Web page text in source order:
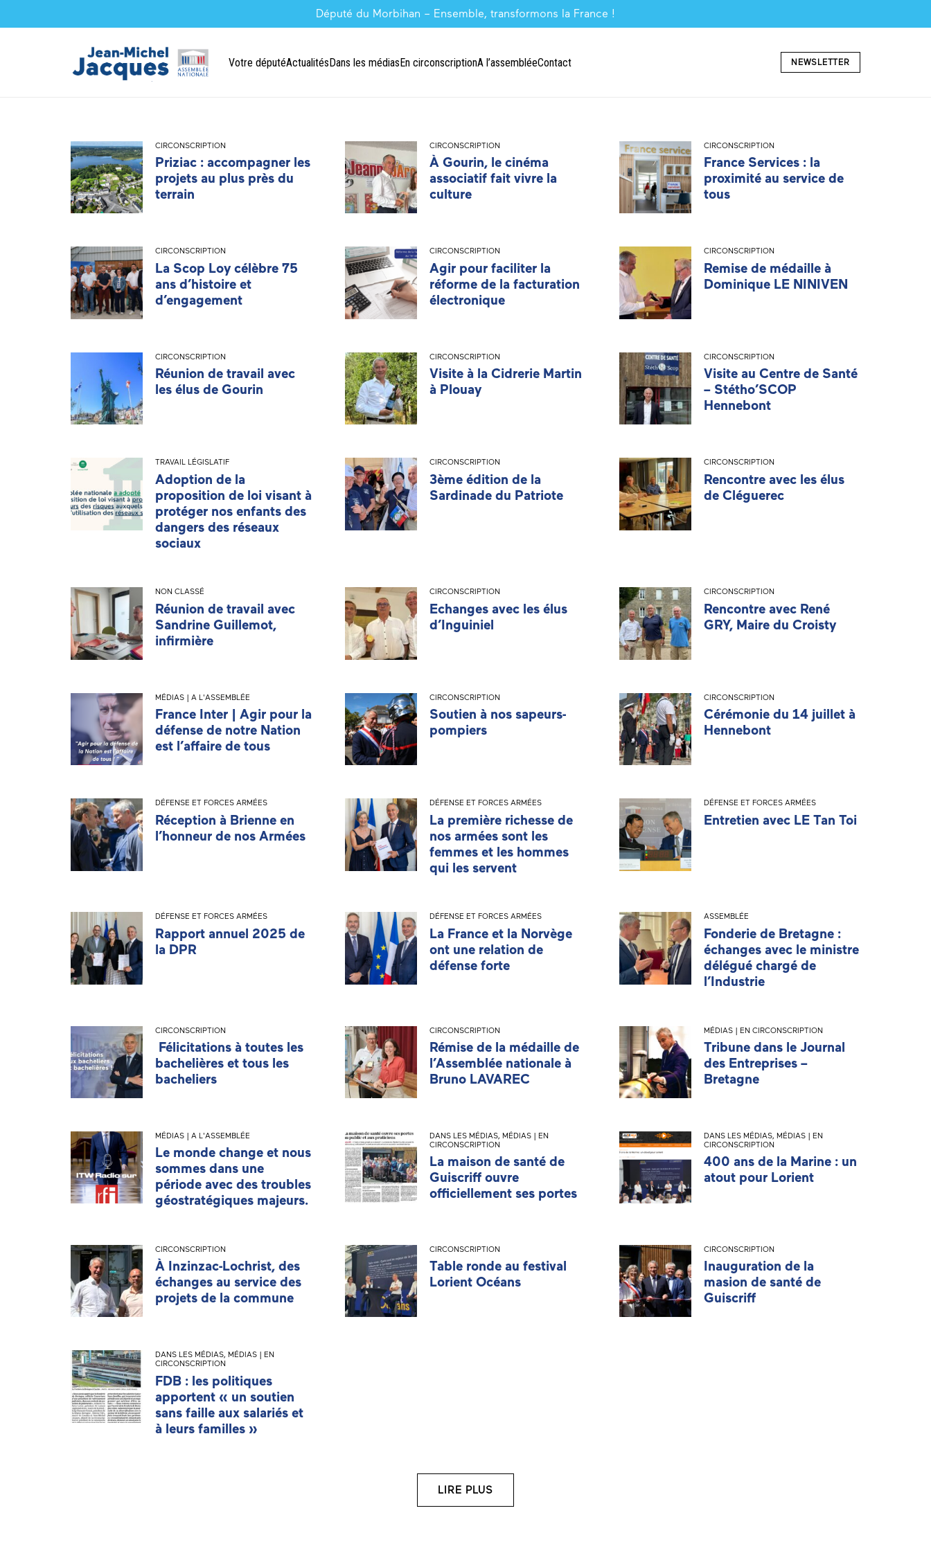
Député du Morbihan – Ensemble, transformons la France !
Votre députéActualitésDans les médiasEn circonscriptionA l’assembléeContact NEWSLETTER
CIRCONSCRIPTION
Priziac : accompagner les
projets au plus près du
terrain
CIRCONSCRIPTION
À Gourin, le cinéma
associatif fait vivre la
culture
CIRCONSCRIPTION
France Services : la
proximité au service de
tous
CIRCONSCRIPTION
La Scop Loy célèbre 75
ans d’histoire et
d’engagement
CIRCONSCRIPTION
Agir pour faciliter la
réforme de la facturation
électronique
CIRCONSCRIPTION
Remise de médaille à
Dominique LE NINIVEN
CIRCONSCRIPTION
Réunion de travail avec
les élus de Gourin
CIRCONSCRIPTION
Visite à la Cidrerie Martin
à Plouay
CIRCONSCRIPTION
Visite au Centre de Santé
– Stétho’SCOP
Hennebont
TRAVAIL LÉGISLATIF
Adoption de la
proposition de loi visant à
protéger nos enfants des
dangers des réseaux
sociaux
CIRCONSCRIPTION
3ème édition de la
Sardinade du Patriote
CIRCONSCRIPTION
Rencontre avec les élus
de Cléguerec
NON CLASSÉ
Réunion de travail avec
Sandrine Guillemot,
infirmière
CIRCONSCRIPTION
Echanges avec les élus
d’Inguiniel
CIRCONSCRIPTION
Rencontre avec René
GRY, Maire du Croisty
MÉDIAS | A L'ASSEMBLÉE
France Inter | Agir pour la
défense de notre Nation
est l’affaire de tous
CIRCONSCRIPTION
Soutien à nos sapeurs-
pompiers
CIRCONSCRIPTION
Cérémonie du 14 juillet à
Hennebont
DÉFENSE ET FORCES ARMÉES
Réception à Brienne en
l’honneur de nos Armées
DÉFENSE ET FORCES ARMÉES
La première richesse de
nos armées sont les
femmes et les hommes
qui les servent
DÉFENSE ET FORCES ARMÉES
Entretien avec LE Tan Toi
DÉFENSE ET FORCES ARMÉES
Rapport annuel 2025 de
la DPR
DÉFENSE ET FORCES ARMÉES
La France et la Norvège
ont une relation de
défense forte
ASSEMBLÉE
Fonderie de Bretagne :
échanges avec le ministre
délégué chargé de
l’Industrie
CIRCONSCRIPTION
Félicitations à toutes les
bachelières et tous les
bacheliers
CIRCONSCRIPTION
Rémise de la médaille de
l’Assemblée nationale à
Bruno LAVAREC
MÉDIAS | EN CIRCONSCRIPTION
Tribune dans le Journal
des Entreprises –
Bretagne
MÉDIAS | A L'ASSEMBLÉE
Le monde change et nous
sommes dans une
période avec des troubles
géostratégiques majeurs.
DANS LES MÉDIAS, MÉDIAS | EN
CIRCONSCRIPTION
La maison de santé de
Guiscriff ouvre
officiellement ses portes
DANS LES MÉDIAS, MÉDIAS | EN
CIRCONSCRIPTION
400 ans de la Marine : un
atout pour Lorient
CIRCONSCRIPTION
À Inzinzac-Lochrist, des
échanges au service des
projets de la commune
CIRCONSCRIPTION
Table ronde au festival
Lorient Océans
CIRCONSCRIPTION
Inauguration de la
masion de santé de
Guiscriff
DANS LES MÉDIAS, MÉDIAS | EN
CIRCONSCRIPTION
FDB : les politiques
apportent « un soutien
sans faille aux salariés et
à leurs familles »
LIRE PLUS